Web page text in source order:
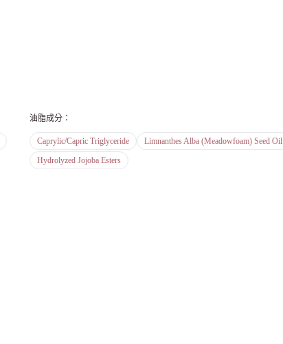
油脂成分 ：
Caprylic/Capric Triglyceride Limnanthes Alba (Meadowfoam) Seed Oil
Hydrolyzed Jojoba Esters